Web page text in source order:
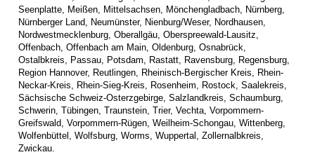
Seenplatte, Meißen, Mittelsachsen, Mönchengladbach, Nürnberg,
Nürnberger Land, Neumünster, Nienburg/Weser, Nordhausen,
Nordwestmecklenburg, Oberallgäu, Oberspreewald-Lausitz,
Offenbach, Offenbach am Main, Oldenburg, Osnabrück,
Ostalbkreis, Passau, Potsdam, Rastatt, Ravensburg, Regensburg,
Region Hannover, Reutlingen, Rheinisch-Bergischer Kreis, Rhein-
Neckar-Kreis, Rhein-Sieg-Kreis, Rosenheim, Rostock, Saalekreis,
Sächsische Schweiz-Osterzgebirge, Salzlandkreis, Schaumburg,
Schwerin, Tübingen, Traunstein, Trier, Vechta, Vorpommern-
Greifswald, Vorpommern-Rügen, Weilheim-Schongau, Wittenberg,
Wolfenbüttel, Wolfsburg, Worms, Wuppertal, Zollernalbkreis,
Zwickau.